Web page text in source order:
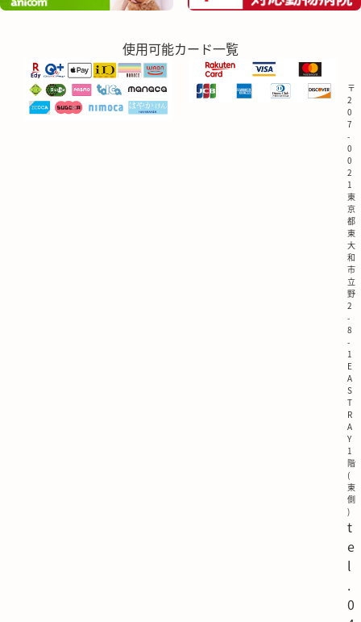
使用可能カード一覧
〒
2
0
7
-
0
0
2
1
東
京
都
東
大
和
市
立
野
2
-
8
-
1
E
A
S
T
R
A
Y
1
階
(
東
側
)
t
e
l
.
0